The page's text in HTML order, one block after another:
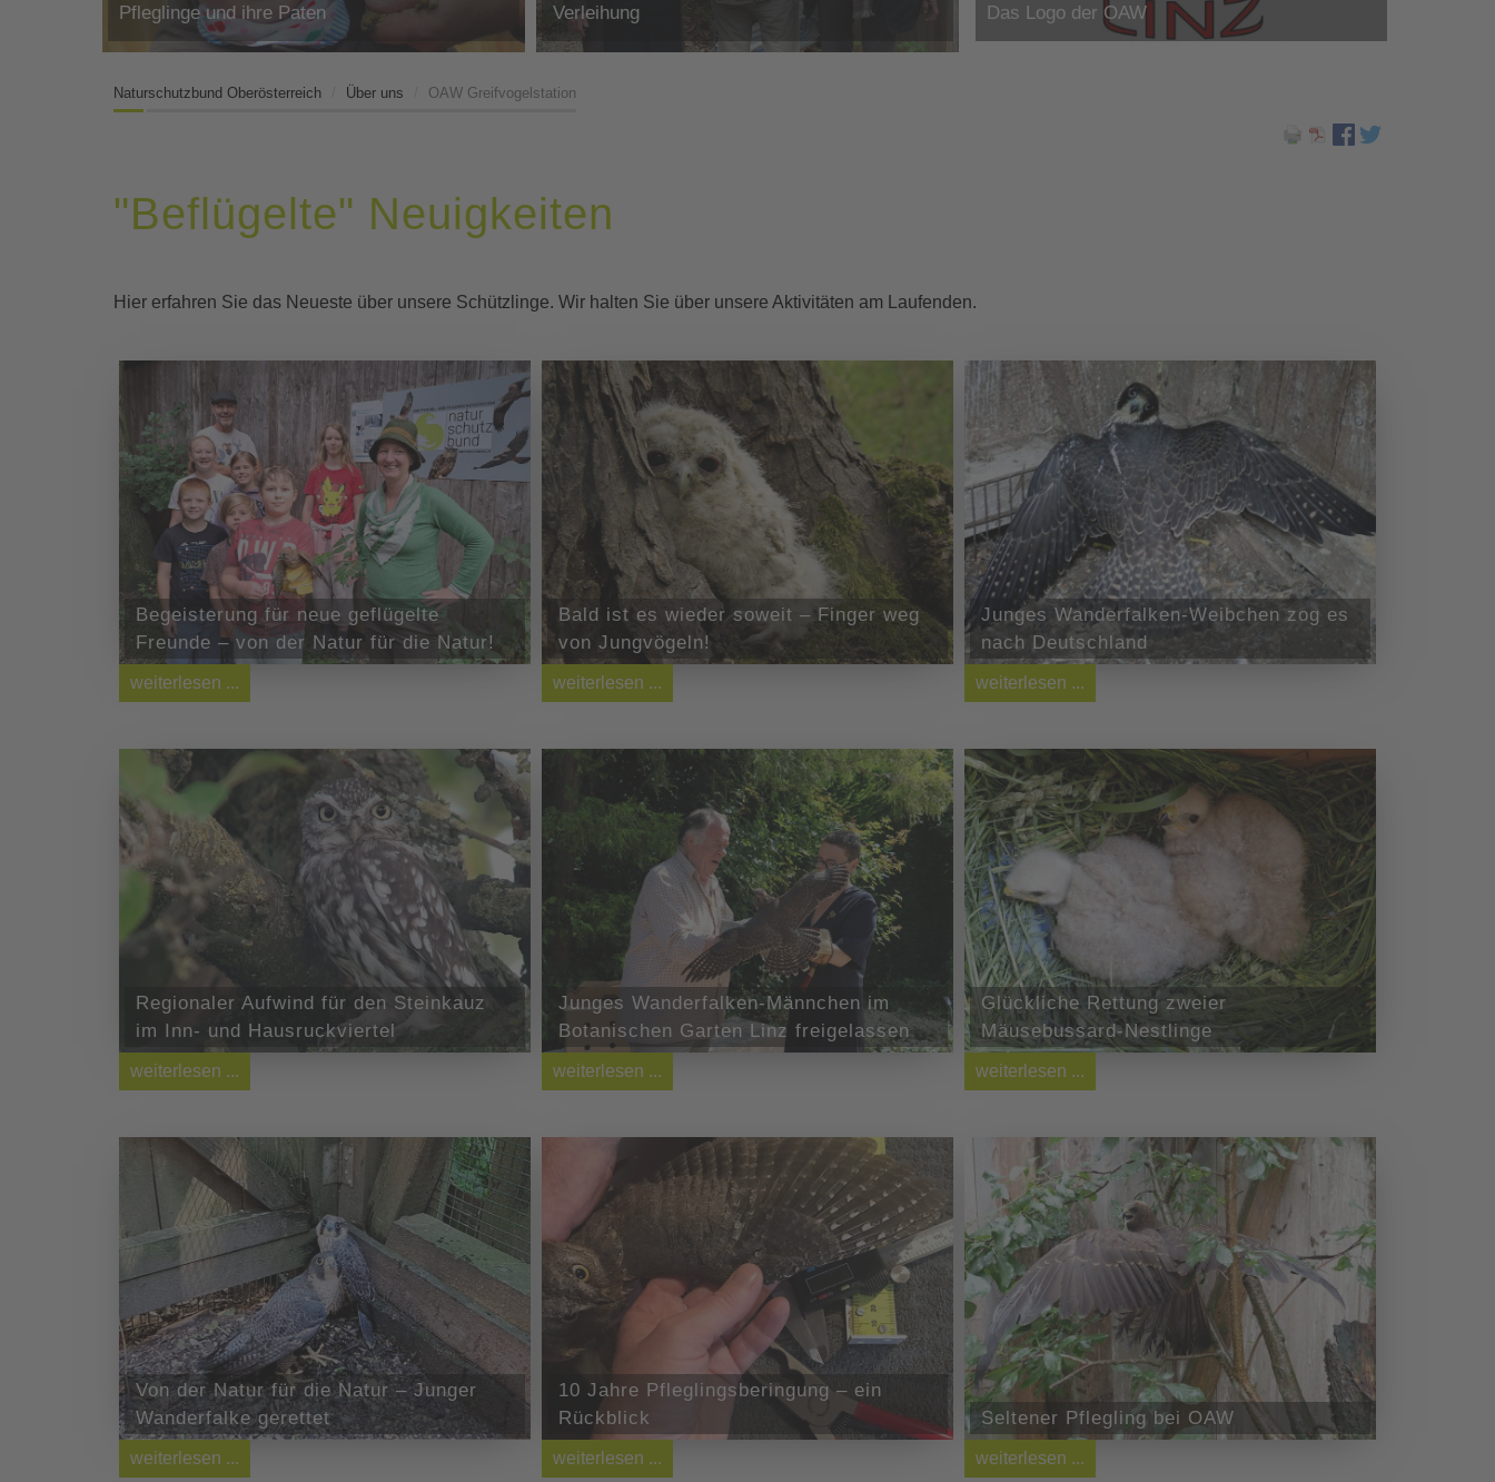
Pfleglinge und ihre Paten Verleihung Das Logo der OAW
Naturschutzbund Oberösterreich Über uns OAW Greifvogelstation
"Beflügelte" Neuigkeiten
Hier erfahren Sie das Neueste über unsere Schützlinge. Wir halten Sie über unsere Aktivitäten am Laufenden.
Begeisterung für neue geflügelte
Freunde – von der Natur für die Natur!
weiterlesen ...
Bald ist es wieder soweit – Finger weg
von Jungvögeln!
weiterlesen ...
Junges Wanderfalken-Weibchen zog es
nach Deutschland
weiterlesen ...
Regionaler Aufwind für den Steinkauz
im Inn- und Hausruckviertel
weiterlesen ...
Junges Wanderfalken-Männchen im
Botanischen Garten Linz freigelassen
weiterlesen ...
Glückliche Rettung zweier
Mäusebussard-Nestlinge
weiterlesen ...
Von der Natur für die Natur – Junger
Wanderfalke gerettet
weiterlesen ...
10 Jahre Pfleglingsberingung – ein
Rückblick
weiterlesen ...
Seltener Pflegling bei OAW
weiterlesen ...